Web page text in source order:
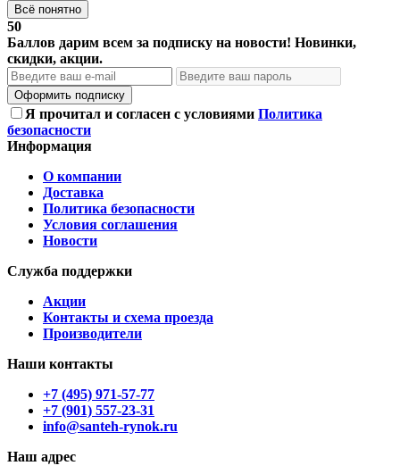
Всё понятно
50
Баллов дарим всем за подписку на новости! Новинки,
скидки, акции.
Оформить подписку
Я прочитал и согласен с условиями Политика
безопасности
Информация
О компании
Доставка
Политика безопасности
Условия соглашения
Новости
Служба поддержки
Акции
Контакты и схема проезда
Производители
Наши контакты
+7 (495) 971-57-77
+7 (901) 557-23-31
info@santeh-rynok.ru
Наш адрес